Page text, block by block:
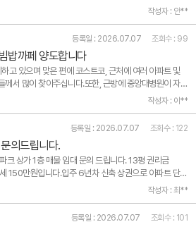
작성자 : 안**
등록일 : 2026.07.07 조회수 : 99
밥까페 양도합니다
고 있으며 맞은 편에 코스트코, 근처에 여러 아파트 및
께서 많이 찾아주십니다.또한, 근방에 중앙대병원이 자리
니다.러시아 고객분들을 비롯한 다양한 분들께서도 종
작성자 : 이**
등록일 : 2026.07.07 조회수 : 122
의드립니다.
크 상가 1층 매물 임대 문의 드립니다. 13평 권리금
150만원입니다.입주 6년차 신축 상권으로 아파트 단지
에 초, 중, 고, 대학교 인접해 있습니다.
작성자 : 최**
등록일 : 2026.07.07 조회수 : 101